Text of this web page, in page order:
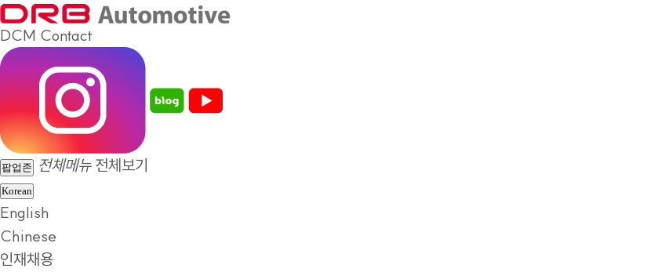
DCM Contact
팝업존 전체메뉴 전체보기
Korean
English
Chinese
인재채용